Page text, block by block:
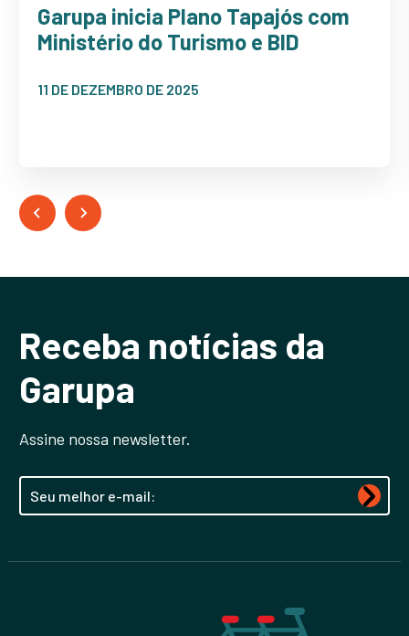
Garupa inicia Plano Tapajós com
Ministério do Turismo e BID
11 DE DEZEMBRO DE 2025
Receba notícias da
Garupa
Assine nossa newsletter.